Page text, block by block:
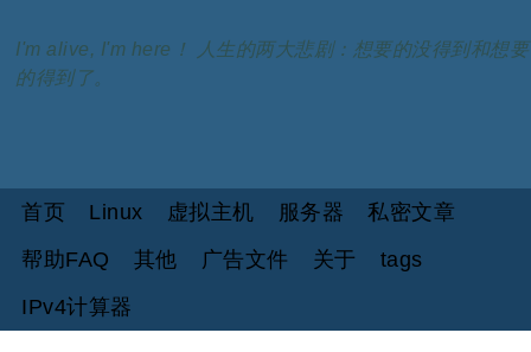
I'm alive, I'm here！ 人生的两大悲剧：想要的没得到和想要
的得到了。
首页 Linux 虚拟主机 服务器
私密文章
帮助FAQ
其他 广告文件 关于
tags
IPv4计算器